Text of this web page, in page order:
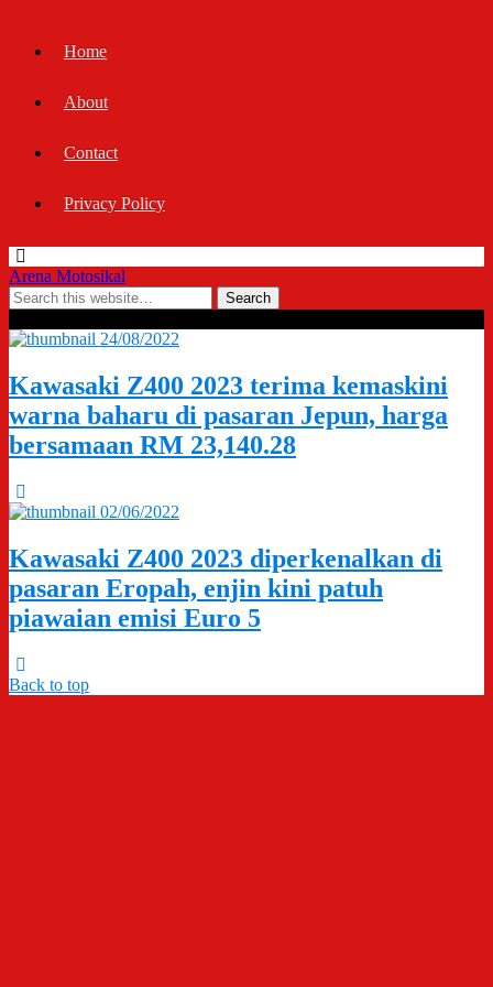
Home
About
Contact
Privacy Policy
Arena Motosikal
24/08/2022
Kawasaki Z400 2023 terima kemaskini
warna baharu di pasaran Jepun, harga
bersamaan RM 23,140.28
02/06/2022
Kawasaki Z400 2023 diperkenalkan di
pasaran Eropah, enjin kini patuh
piawaian emisi Euro 5
Back to top